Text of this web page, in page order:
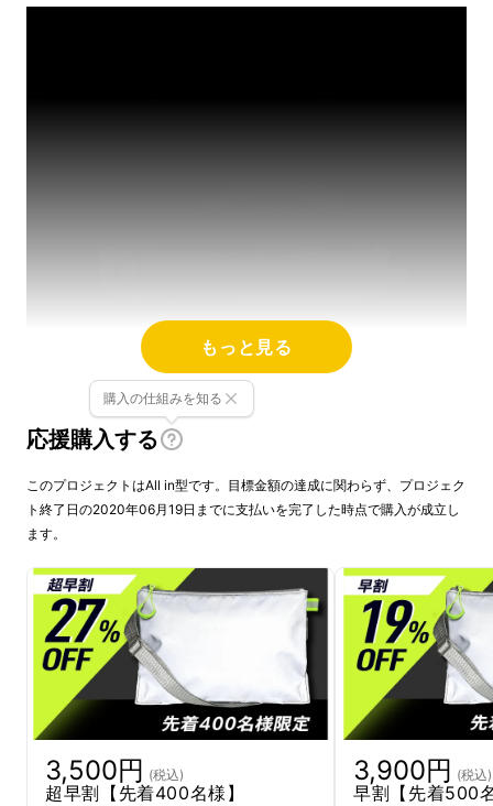
もっと見る
応援購入する
購入の仕組みを知る
このプロジェクトはAll in型です。目標金額の達成に関わらず、プロジェク
ト終了日の2020年06月19日までに支払いを完了した時点で購入が成立し
ます。
3,500円 (税込)
超早割【先着400名様】
3,900円 (税込)
早割【先着500